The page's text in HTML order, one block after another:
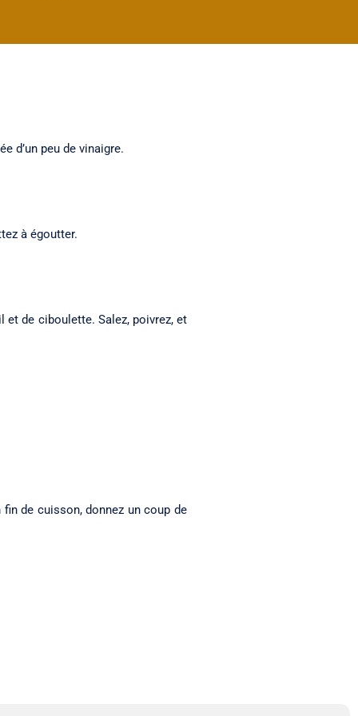
d’un peu de vinaigre.
à égoutter.
et de ciboulette. Salez, poivrez, et
de cuisson, donnez un coup de